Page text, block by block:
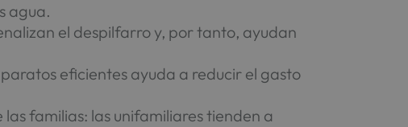
agua.
el despilfarro y, por tanto, ayudan
eficientes ayuda a reducir el gasto
familias: las unifamiliares tienden a